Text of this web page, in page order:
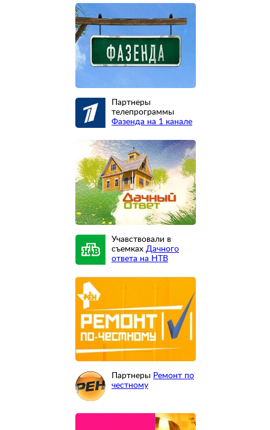
Партнеры
телепрограммы
Фазенда на 1 канале
Учавствовали в
съемках Дачного
ответа на НТВ
Партнеры Ремонт по
честному